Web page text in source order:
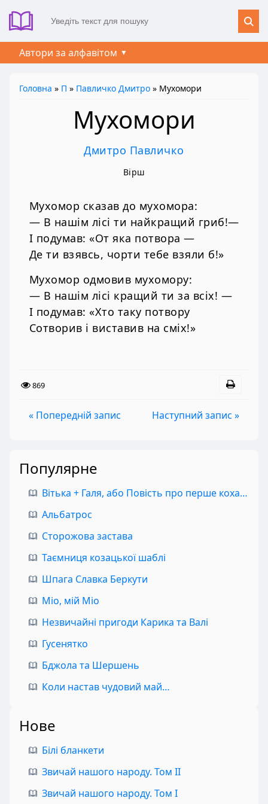
Автори за алфавітом
Головна » П » Павличко Дмитро » Мухомори
Мухомори
Дмитро Павличко
Вірш
Мухомор сказав до мухомора:
— В нашім лісі ти найкращий гриб!—
І подумав: «От яка потвора —
Де ти взявсь, чорти тебе взяли б!»
Мухомор одмовив мухомору:
— В нашім лісі кращий ти за всіх! —
І подумав: «Хто таку потвору
Сотворив і виставив на сміх!»
869
« Попередній запис Наступний запис »
Популярне
Вітька + Галя, або Повість про перше кохання
Альбатрос
Сторожова застава
Таємниця козацької шаблі
Шпага Славка Беркути
Міо, мій Міо
Незвичайні пригоди Карика та Валі
Гусенятко
Бджола та Шершень
Коли настав чудовий май…
Нове
Білі бланкети
Звичай нашого народу. Том II
Звичай нашого народу. Том I